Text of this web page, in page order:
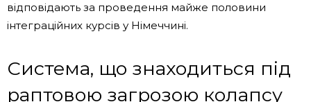
відповідають за проведення майже половини
інтеграційних курсів у Німеччині.
Система, що знаходиться під
раптовою загрозою колапсу